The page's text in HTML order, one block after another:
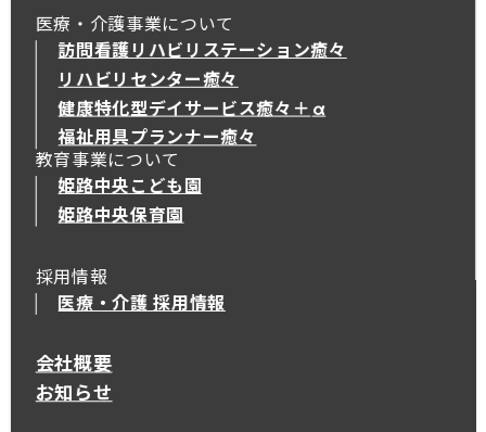
医療・介護事業について
訪問看護リハビリステーション癒々
リハビリセンター癒々
健康特化型デイサービス癒々＋ α
健康特化型デイサービス癒々＋
福祉用具プランナー癒々
教育事業について
姫路中央こども園
姫路中央保育園
採用情報
医療・介護 採用情報
会社概要
お知らせ